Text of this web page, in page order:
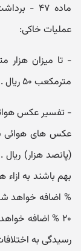
ماده ۴۷
عملیات خاکی:
مترمکعب ۵۰ ریال . ماده ۴۸ - تفسیر عکس های هوائی:
- تفسیر عکس
رسیدگی به